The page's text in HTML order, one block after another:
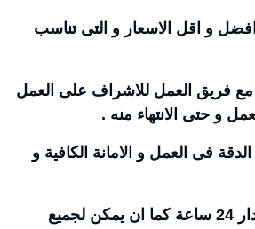
و اقل الاسعار و التى تناسب
فريق العمل للاشراف على العمل
و حتى الانتهاء منه .
فى العمل و الامانة الكافية و
خدمتنا متاحة على مدار 24 ساعة كما ان يمكن لجميع